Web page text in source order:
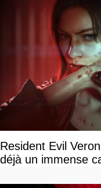
Resident Evil
déjà un immense